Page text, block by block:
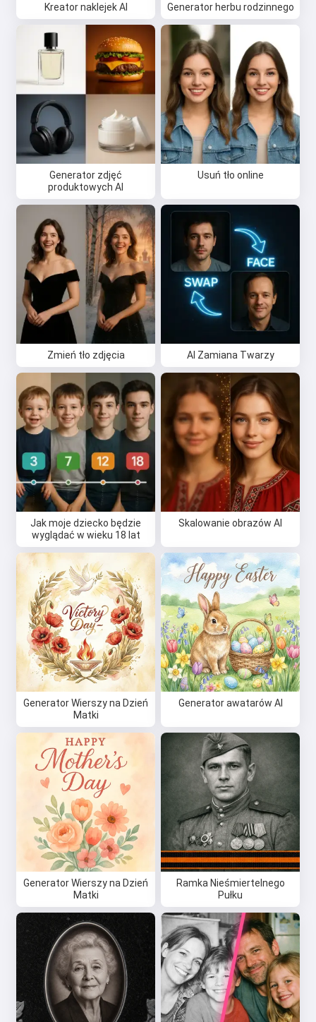
Kreator naklejek AI Generator herbu rodzinnego
Generator zdjęć
produktowych AI
Usuń tło online
Zmień tło zdjęcia AI Zamiana Twarzy
Jak moje dziecko będzie
wyglądać w wieku 18 lat
Skalowanie obrazów AI
Generator Wierszy na Dzień
Matki
Generator awatarów AI
Generator Wierszy na Dzień
Matki
Ramka Nieśmiertelnego
Pułku
Cześć 👋
Mogę tworzyć piosenki, pisać
wiersze i gratulacje 🥰
Wypróbuj za darmo
Akceptuję: Warunki korzystania z usługi
Polityka prywatności
Polityka zwrotów